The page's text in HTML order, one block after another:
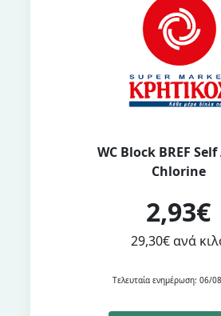
WC Block BREF
Chlorine
2,93€
29,30€ ανά
Τελευταία ενημέρωση: 06/